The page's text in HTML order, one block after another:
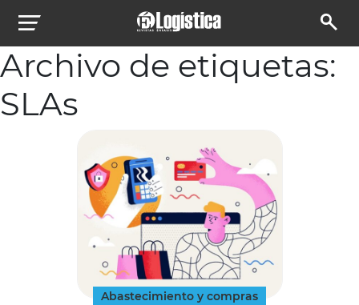
Archivo de etiquetas:
SLAs
Abastecimiento y compras